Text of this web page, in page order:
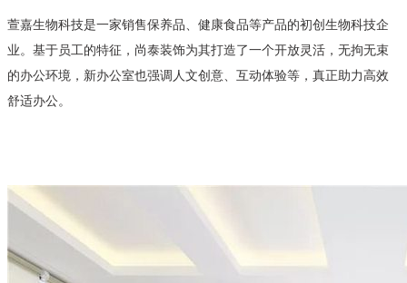
萱嘉生物科技是一家销售保养品、健康食品等产品的初创生物科技企
业。 基于员工的特征， 尚泰装饰为其打造了一个开放灵活，无拘无束
的办公环境， 新办公室也强调人文创意、互动体验等，真正助力高效
舒适办公。